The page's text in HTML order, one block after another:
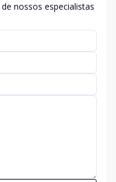
nossos especialistas